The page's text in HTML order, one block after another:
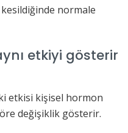
normale
etkiyi gösterir
etkisi kişisel hormon
değişiklik gösterir.